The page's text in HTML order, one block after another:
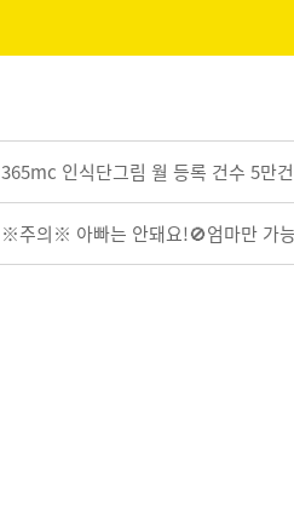
365mc 인식단그림 월 등록 건수 5만
※주의※ 아빠는 안돼요!🚫엄마만 가능